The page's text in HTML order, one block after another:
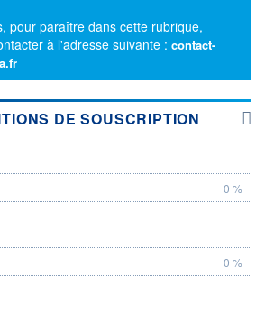
pour paraître dans cette rubrique,
à l'adresse suivante : contact-
DE SOUSCRIPTION
0 %
0 %